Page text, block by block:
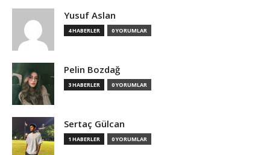
Yusuf Aslan
4 HABERLER 0 YORUMLAR
Pelin Bozdağ
3 HABERLER 0 YORUMLAR
Sertaç Gülcan
1 HABERLER 0 YORUMLAR